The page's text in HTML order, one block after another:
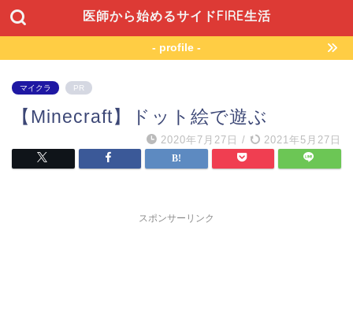
医師から始めるサイドFIRE生活
- profile -
マイクラ PR
【Minecraft】ドット絵で遊ぶ
2020年7月27日 / 2021年5月27日
スポンサーリンク